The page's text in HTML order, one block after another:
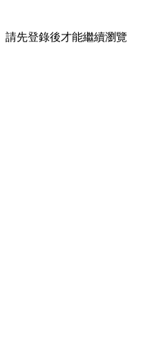
請先登錄後才能繼續瀏覽